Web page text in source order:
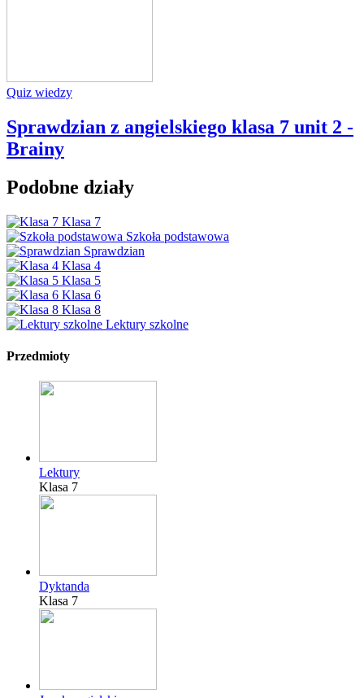
Quiz wiedzy
Sprawdzian z angielskiego klasa 7 unit 2 -
Brainy
Podobne działy
Klasa 7
Szkoła podstawowa
Sprawdzian
Klasa 4
Klasa 5
Klasa 6
Klasa 8
Lektury szkolne
Przedmioty
Lektury
Klasa 7
Dyktanda
Klasa 7